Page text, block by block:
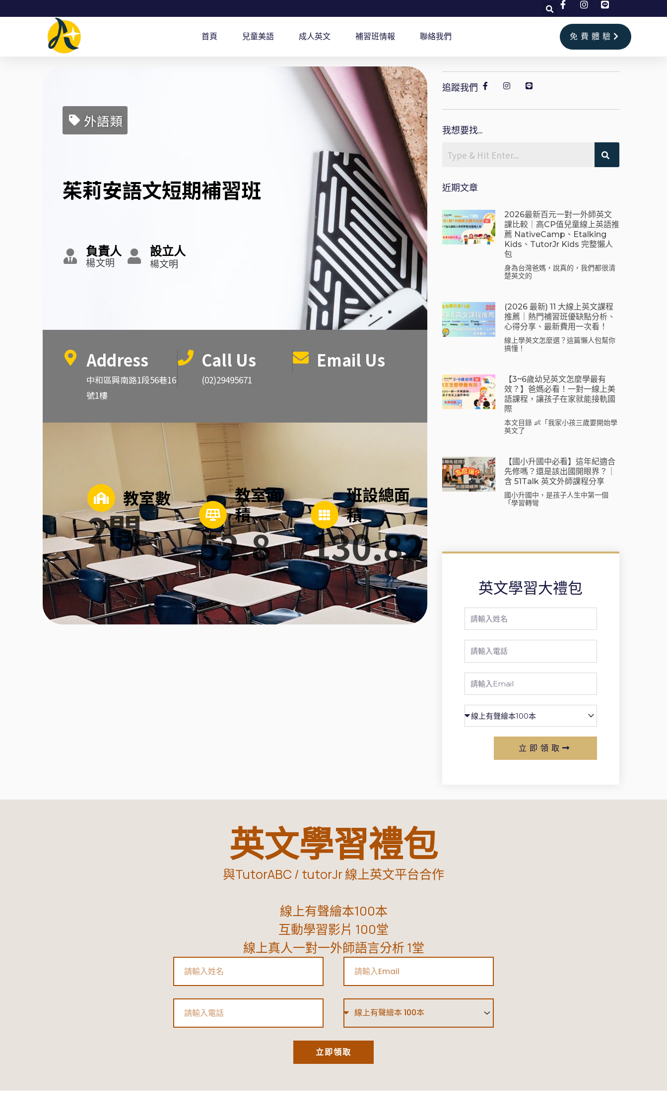
首頁 兒童美語 成人英文 補習班情報 聯絡我們 免費體驗
外語類
茱莉安語文短期補習班
負責人
楊文明
設立人
楊文明
Address
中和區興南路1段56巷16
號1樓
Call Us
(02)29495671
Email Us
2間
教室數
教室面
積
52.8
班設總面
積
130.82
追蹤我們
我想要找...
近期文章
2026最新百元一對一外師英文
課比較｜高CP值兒童線上英語推
薦 NativeCamp、Etalking
Kids、tutorJr Kids 完整懶人
包
身為台灣爸媽，說真的，我們都很清
楚英文的
(2026 最新) 11 大線上英文課程
推薦｜熱門補習班優缺點分析、
心得分享、最新費用一次看！
線上學英文怎麼選？這篇懶人包幫你
搞懂！
【3~6歲幼兒英文怎麼學最有
效？】爸媽必看！一對一線上美
語課程，讓孩子在家就能接軌國
際
本文目錄 👶「我家小孩三歲要開始學
英文了
【國小升國中必看】這年紀適合
先修嗎？還是該出國開眼界？｜
含 51Talk 英文外師課程分享
國小升國中，是孩子人生中第一個
「學習轉彎
英文學習大禮包
Full
Name
Phone
Email
立即領取
英文學習禮包
與TutorABC / tutorJr 線上英文平台合作
線上有聲繪本100本
互動學習影片 100堂
線上真人一對一外師語言分析 1堂
立即領取